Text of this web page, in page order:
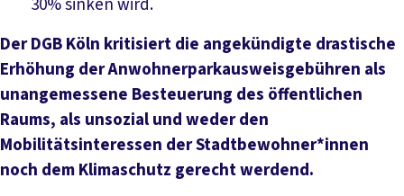
Der DGB Köln kritisiert die angekündigte drastische
Erhöhung der Anwohnerparkausweisgebühren als
unangemessene Besteuerung des öffentlichen
Raums, als unsozial und weder den
Mobilitätsinteressen der Stadtbewohner*innen
noch dem Klimaschutz gerecht werdend.